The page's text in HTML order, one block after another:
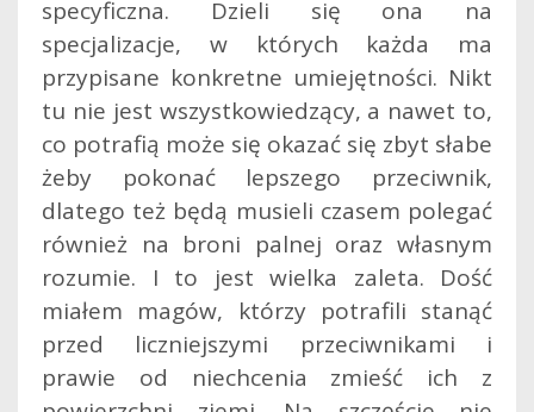
specyficzna. Dzieli się ona na
specjalizacje, w których każda ma
przypisane konkretne umiejętności. Nikt
tu nie jest wszystkowiedzący, a nawet to,
co potrafią może się okazać się zbyt słabe
żeby pokonać lepszego przeciwnik,
dlatego też będą musieli czasem polegać
również na broni palnej oraz własnym
rozumie. I to jest wielka zaleta. Dość
miałem magów, którzy potrafili stanąć
przed liczniejszymi przeciwnikami i
prawie od niechcenia zmieść ich z